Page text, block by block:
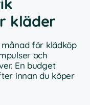
kläder
för klädköp
och
En budget
innan du köper